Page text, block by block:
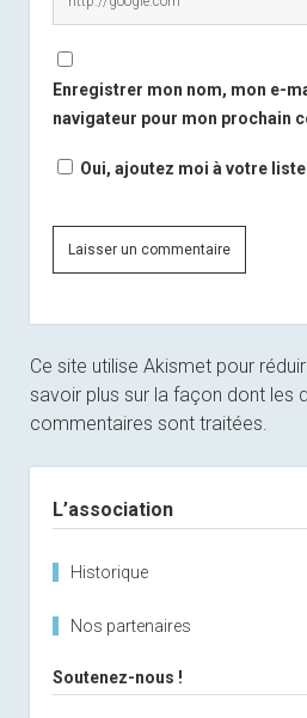
Enregistrer mon nom, mon e-
navigateur pour mon prochain
Oui, ajoutez moi à votre
Ce site utilise Akismet pour
savoir plus sur la façon dont les
commentaires sont traitées.
L’association
Historique
Nos partenaires
Soutenez-nous !